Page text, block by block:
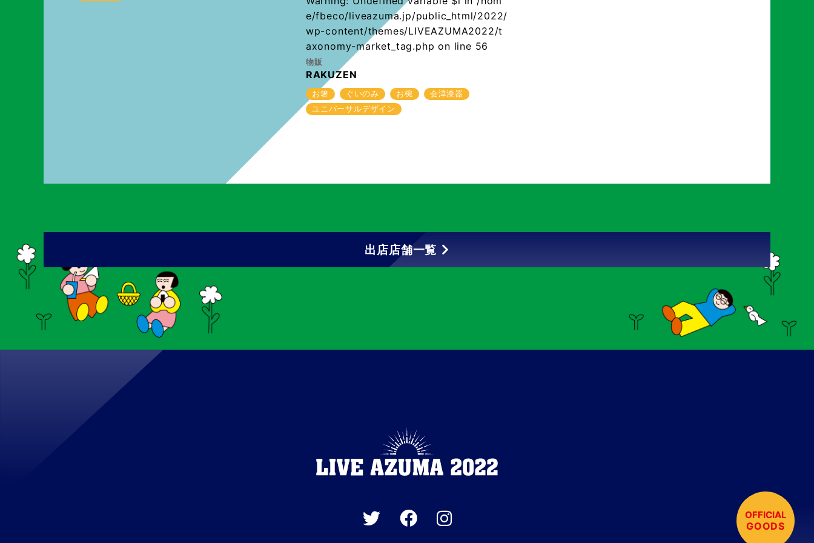
OFFICIAL
GOODS
e/fbeco/liveazuma.jp/public_html/2022/
wp-content/themes/LIVEAZUMA2022/t
axonomy-market_tag.php on line 56
物販
RAKUZEN
お箸 ぐいのみ お椀
会津漆器
ユニバーサルデザイン
出店店舗一覧